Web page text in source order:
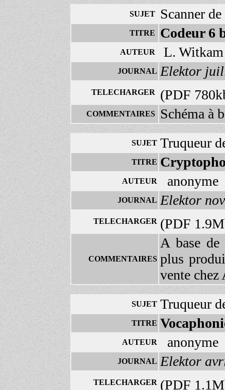
SUJET Scanner
TITRE Codeur 6
AUTEUR L. Witkam
JOURNAL Elektor
TELECHARGER (PDF
COMMENTAIRES Schéma à
SUJET Truqueur
TITRE
AUTEUR anonyme
JOURNAL Elektor
TELECHARGER (PDF
COMMENTAIRES
A base
plus
vente
SUJET Truqueur
TITRE
AUTEUR anonyme
JOURNAL Elektor
TELECHARGER (PDF